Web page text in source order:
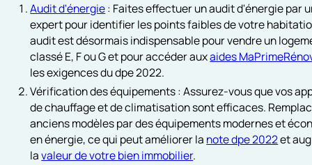
Audit d'énergie: Faites effectuer un audit d'énergie par
expert pour identifier les points faibles de votre
audit est désormais indispensable pour vendre un
classé E, F ou G et pour accéder auxaides
les exigences du dpe 2022.
Vérification des équipements : Assurez-vous que vos
de chauffage et de climatisation sont efficaces.
anciens modèles par des équipements modernes et
en énergie, ce qui peut améliorer la note dpe 2022et
lavaleur de votre bien immobilier.